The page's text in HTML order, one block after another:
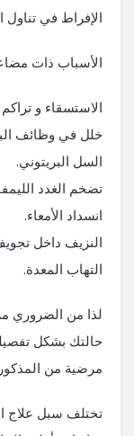
الإفراط في تناول
الأسباب ذات
الاستسقاء و
خلل في وظائف
السل البريتوني.
تضخم الغدد
انسداد الأمعاء.
النزيف داخل
التهاب المعدة.
لذا من الضروري
حالتك بشكل
مرضية من
تختلف سبل علاج